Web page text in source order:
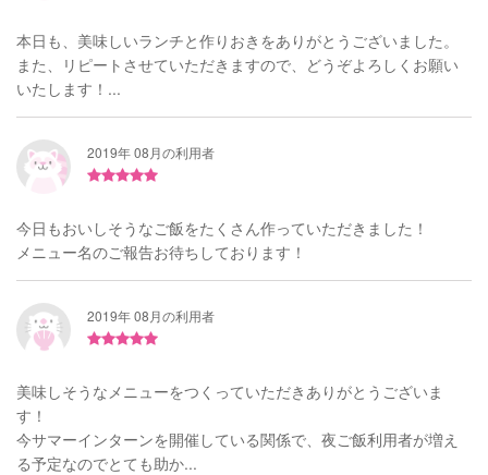
本日も、美味しいランチと作りおきをありがとうございました。
また、リピートさせていただきますので、どうぞよろしくお願い
いたします！...
2019年 08月の利用者
今日もおいしそうなご飯をたくさん作っていただきました！
メニュー名のご報告お待ちしております！
2019年 08月の利用者
美味しそうなメニューをつくっていただきありがとうございま
す！
今サマーインターンを開催している関係で、夜ご飯利用者が増え
る予定なのでとても助か...